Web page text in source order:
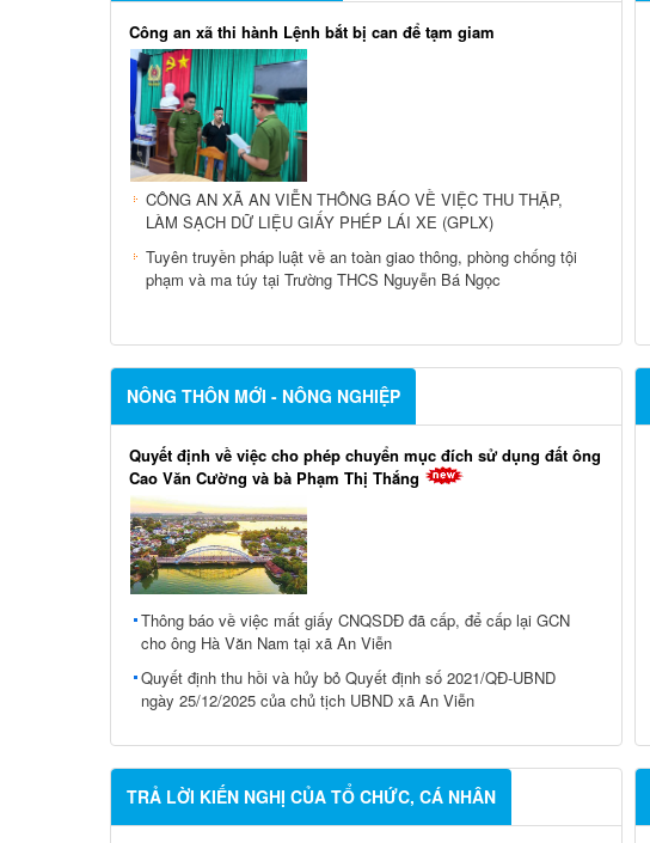
Công an xã thi hành Lệnh bắt bị can để tạm giam
CÔNG AN XÃ AN VIỄN THÔNG BÁO VỀ VIỆC THU THẬP,
LÀM SẠCH DỮ LIỆU GIẤY PHÉP LÁI XE (GPLX)
Tuyên truyền pháp luật về an toàn giao thông, phòng chống tội
phạm và ma túy tại Trường THCS Nguyễn Bá Ngọc
NÔNG THÔN MỚI - NÔNG NGHIỆP
Quyết định về việc cho phép chuyển mục đích sử dụng đất ông
Cao Văn Cường và bà Phạm Thị Thắng
Thông báo về việc mất giấy CNQSDĐ đã cấp, để cấp lại GCN
cho ông Hà Văn Nam tại xã An Viễn
Quyết định thu hồi và hủy bỏ Quyết định số 2021/QĐ-UBND
ngày 25/12/2025 của chủ tịch UBND xã An Viễn
TRẢ LỜI KIẾN NGHỊ CỦA TỔ CHỨC, CÁ NHÂN